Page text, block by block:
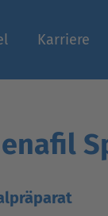
Karriere